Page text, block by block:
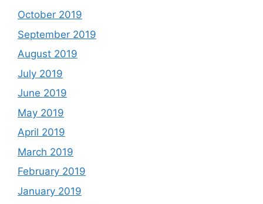
October 2019
September 2019
August 2019
July 2019
June 2019
May 2019
April 2019
March 2019
February 2019
January 2019